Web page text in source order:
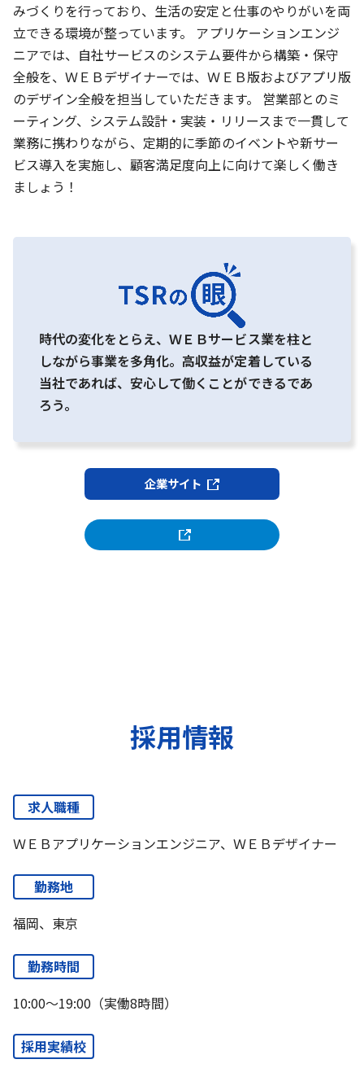
みづくりを行っており、生活の安定と仕事のやりがいを両
立できる環境が整っています。 アプリケーションエンジ
ニアでは、自社サービスのシステム要件から構築・保守
全般を、ＷＥＢデザイナーでは、ＷＥＢ版およびアプリ版
のデザイン全般を担当していただきます。 営業部とのミ
ーティング、システム設計・実装・リリースまで一貫して
業務に携わりながら、定期的に季節のイベントや新サー
ビス導入を実施し、顧客満足度向上に向けて楽しく働き
ましょう！
時代の変化をとらえ、ＷＥＢサービス業を柱と
しながら事業を多角化。高収益が定着している
当社であれば、安心して働くことができるであ
ろう。
企業サイト
採用情報
求人職種
ＷＥＢアプリケーションエンジニア、ＷＥＢデザイナー
勤務地
福岡、東京
勤務時間
10:00～19:00（実働8時間）
採用実績校